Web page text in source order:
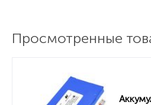
Просмотренные